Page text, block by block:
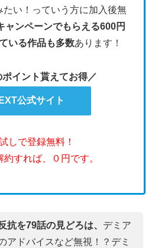
たい！っていう方に加入後無
ャンペーンでもらえる600円
いる作品も多数あります！
イント貰えてお得／
公式サイト
しで登録無料！
すれば、０円です。
抗を79話の見どろは、 デミア
アドバイスなど無視！？デミ